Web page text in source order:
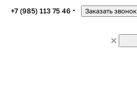
+7 (985) 113 75 46 Заказать звонок